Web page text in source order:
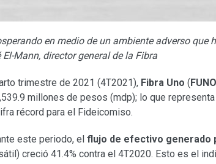
en medio de un ambiente adverso
El-Mann, director general de la Fibra
trimestre de 2021 (4T2021), Fibra Uno ( FUNO
millones de pesos (mdp); lo que
récord para el Fideicomiso.
este periodo, el flujo de efectivo generado
creció 41.4% contra el 4T2020. Esto es el